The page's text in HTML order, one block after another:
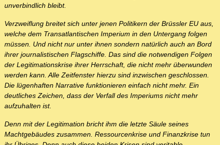
unverbindlich bleibt.
Verzweiflung breitet sich unter jenen Politikern der Brüssler EU aus,
welche dem Transatlantischen Imperium in den Untergang folgen
müssen. Und nicht nur unter ihnen sondern natürlich auch an Bord
ihrer journalistischen Flagschiffe. Das sind die notwendigen Folgen
der Legitimationskrise ihrer Herrschaft, die nicht mehr überwunden
werden kann. Alle Zeitfenster hierzu sind inzwischen geschlossen.
Die lügenhaften Narrative funktionieren einfach nicht mehr. Ein
deutliches Zeichen, dass der Verfall des Imperiums nicht mehr
aufzuhalten ist.
Denn mit der Legitimation bricht ihm die letzte Säule seines
Machtgebäudes zusammen. Ressourcenkrise und Finanzkrise tun